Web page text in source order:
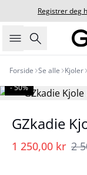
Registrer deg
Søk
Forside Se alle Kjoler
- 50%
GZkadie
1 250,00 kr 2